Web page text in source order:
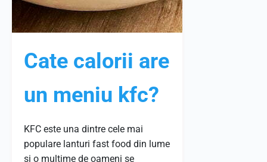
Cate calorii are
un meniu kfc?
KFC este una dintre cele mai
populare lanturi fast food din lume
si o multime de oameni se